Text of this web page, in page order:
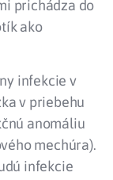
prichádza do
ako
infekcie v
v priebehu
anomáliu
mechúra).
infekcie